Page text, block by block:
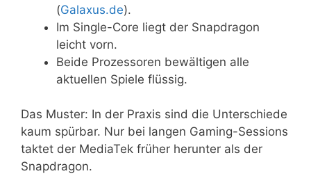
(Galaxus.de).
Im Single-Core liegt der Snapdragon
leicht vorn.
Beide Prozessoren bewältigen alle
aktuellen Spiele flüssig.
Das Muster: In der Praxis sind die Unterschiede
kaum spürbar. Nur bei langen Gaming-Sessions
taktet der MediaTek früher herunter als der
Snapdragon.